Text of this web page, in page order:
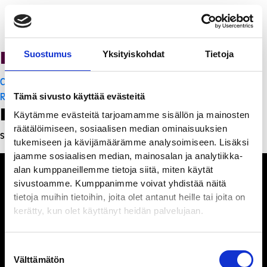
Suostumus Yksityiskohdat Tietoja
Tämä sivusto käyttää evästeitä
Käytämme evästeitä tarjoamamme sisällön ja mainosten
räätälöimiseen, sosiaalisen median ominaisuuksien
tukemiseen ja kävijämäärämme analysoimiseen. Lisäksi
jaamme sosiaalisen median, mainosalan ja analytiikka-
alan kumppaneillemme tietoja siitä, miten käytät
sivustoamme. Kumppanimme voivat yhdistää näitä
tietoja muihin tietoihin, joita olet antanut heille tai joita on
kerätty, kun olet käyttänyt heidän palvelujaan.
valinta
Välttämätön
Ravintola Sofia
Artikkelien
selaus
Cafe Solo
Ravintola Sofia
Leave a Reply
Sinun täytyy kirjautua sisään